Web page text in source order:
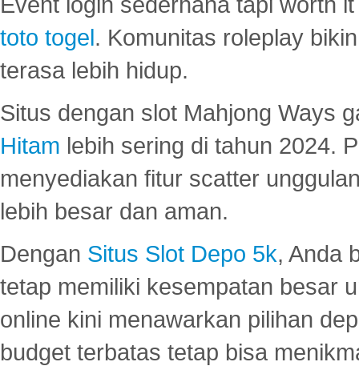
toto togel. Komunitas roleplay
terasa lebih hidup.
Situs dengan slot Mahjong Ways
Hitam lebih sering di tahun 2024.
menyediakan fitur scatter
lebih besar dan aman.
Dengan Situs Slot Depo 5k, Anda
tetap memiliki kesempatan besar
online kini menawarkan pilihan
budget terbatas tetap bisa